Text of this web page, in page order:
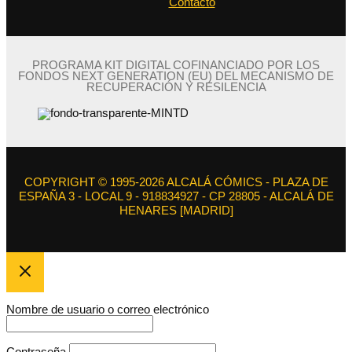
PROGRAMA KIT DIGITAL COFINANCIADO POR LOS
FONDOS NEXT GENERATION (EU) DEL MECANISMO DE
RECUPERACIÓN Y RESILENCIA
COPYRIGHT © 1995-2026 ALCALÁ CÓMICS - PLAZA DE
ESPAÑA 3 - LOCAL 9 - 918834927 - CP 28805 - ALCALÁ DE
HENARES [MADRID]
Nombre de usuario o correo electrónico